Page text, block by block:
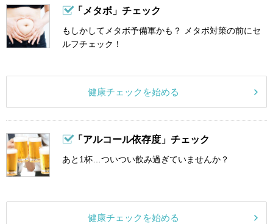
「メタボ」チェック
もしかしてメタボ予備軍かも？ メタボ対策の前にセ
ルフチェック！
健康チェックを始める
「アルコール依存度」チェック
あと1杯…ついつい飲み過ぎていませんか？
健康チェックを始める